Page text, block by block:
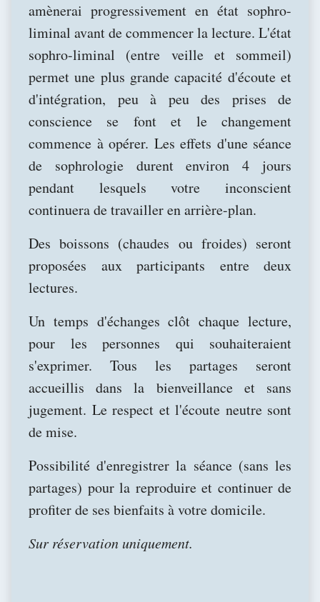
amènerai progressivement en état sophro-
liminal avant de commencer la lecture. L'état
sophro-liminal (entre veille et sommeil)
permet une plus grande capacité d'écoute et
d'intégration, peu à peu des prises de
conscience se font et le changement
commence à opérer. Les effets d'une séance
de sophrologie durent environ 4 jours
pendant lesquels votre inconscient
continuera de travailler en arrière-plan.
Des boissons (chaudes ou froides) seront
proposées aux participants entre deux
lectures.
Un temps d'échanges clôt chaque lecture,
pour les personnes qui souhaiteraient
s'exprimer. Tous les partages seront
accueillis dans la bienveillance et sans
jugement. Le respect et l'écoute neutre sont
de mise.
Possibilité d'enregistrer la séance (sans les
partages) pour la reproduire et continuer de
profiter de ses bienfaits à votre domicile.
Sur réservation uniquement.